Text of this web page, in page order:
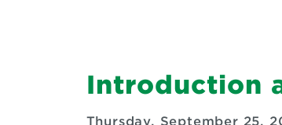
Introduction
Thursday, September 25,